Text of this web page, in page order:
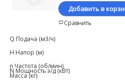
Добавить в
Сравнить